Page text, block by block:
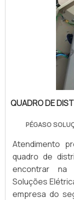
QUADRO DE
PÉGASO
Atendimento
quadro de
encontrar na
Soluções
empresa do